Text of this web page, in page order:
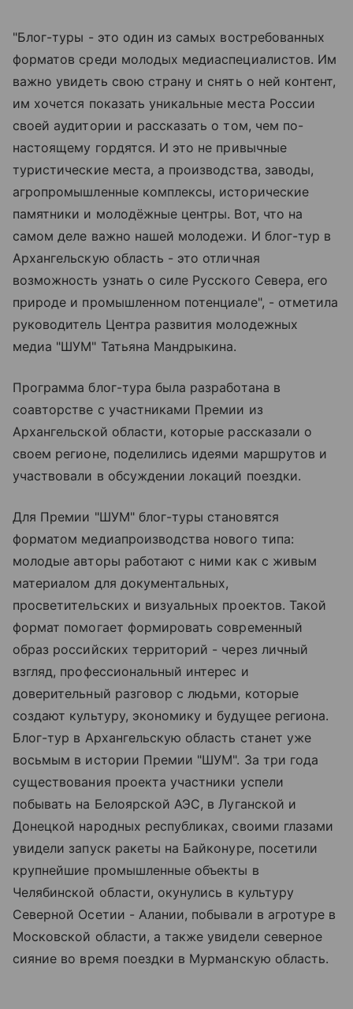
"Блог-туры - это один из самых востребованных
форматов среди молодых медиаспециалистов. Им
важно увидеть свою страну и снять о ней контент,
им хочется показать уникальные места России
своей аудитории и рассказать о том, чем по-
настоящему гордятся. И это не привычные
туристические места, а производства, заводы,
агропромышленные комплексы, исторические
памятники и молодёжные центры. Вот, что на
самом деле важно нашей молодежи. И блог-тур в
Архангельскую область - это отличная
возможность узнать о силе Русского Севера, его
природе и промышленном потенциале", - отметила
руководитель Центра развития молодежных
медиа "ШУМ" Татьяна Мандрыкина.
Программа блог-тура была разработана в
соавторстве с участниками Премии из
Архангельской области, которые рассказали о
своем регионе, поделились идеями маршрутов и
участвовали в обсуждении локаций поездки.
Для Премии "ШУМ" блог-туры становятся
форматом медиапроизводства нового типа:
молодые авторы работают с ними как с живым
материалом для документальных,
просветительских и визуальных проектов. Такой
формат помогает формировать современный
образ российских территорий - через личный
взгляд, профессиональный интерес и
доверительный разговор с людьми, которые
создают культуру, экономику и будущее региона.
Блог-тур в Архангельскую область станет уже
восьмым в истории Премии "ШУМ". За три года
существования проекта участники успели
побывать на Белоярской АЭС, в Луганской и
Донецкой народных республиках, своими глазами
увидели запуск ракеты на Байконуре, посетили
крупнейшие промышленные объекты в
Челябинской области, окунулись в культуру
Северной Осетии - Алании, побывали в агротуре в
Московской области, а также увидели северное
сияние во время поездки в Мурманскую область.